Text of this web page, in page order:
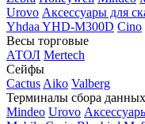
Urovo Аксессуары для
Yhdaa YHD-M300D Cino
Весы торговые
АТОЛ Mertech
Сейфы
Cactus Aiko Valberg
Терминалы сбора данных
Mindeo Urovo